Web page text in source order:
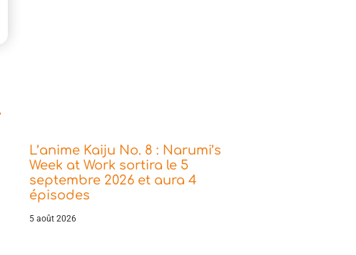
L’anime Kaiju No. 8 : Narumi’s
Week at Work sortira le 5
septembre 2026 et aura 4
épisodes
5 août 2026